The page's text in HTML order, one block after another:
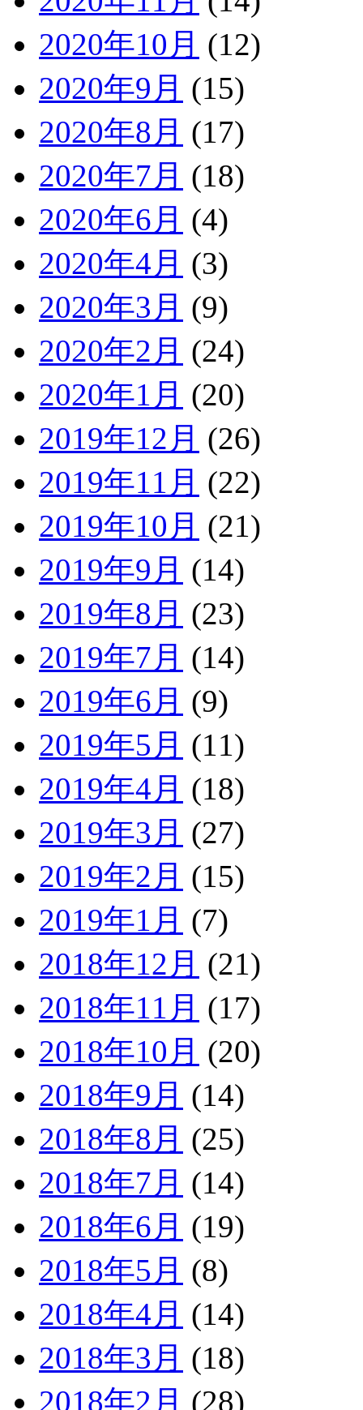
2020年10月 (12)
2020年9月 (15)
2020年8月 (17)
2020年7月 (18)
2020年6月 (4)
2020年4月 (3)
2020年3月 (9)
2020年2月 (24)
2020年1月 (20)
2019年12月 (26)
2019年11月 (22)
2019年10月 (21)
2019年9月 (14)
2019年8月 (23)
2019年7月 (14)
2019年6月 (9)
2019年5月 (11)
2019年4月 (18)
2019年3月 (27)
2019年2月 (15)
2019年1月 (7)
2018年12月 (21)
2018年11月 (17)
2018年10月 (20)
2018年9月 (14)
2018年8月 (25)
2018年7月 (14)
2018年6月 (19)
2018年5月 (8)
2018年4月 (14)
2018年3月 (18)
2018年2月 (28)